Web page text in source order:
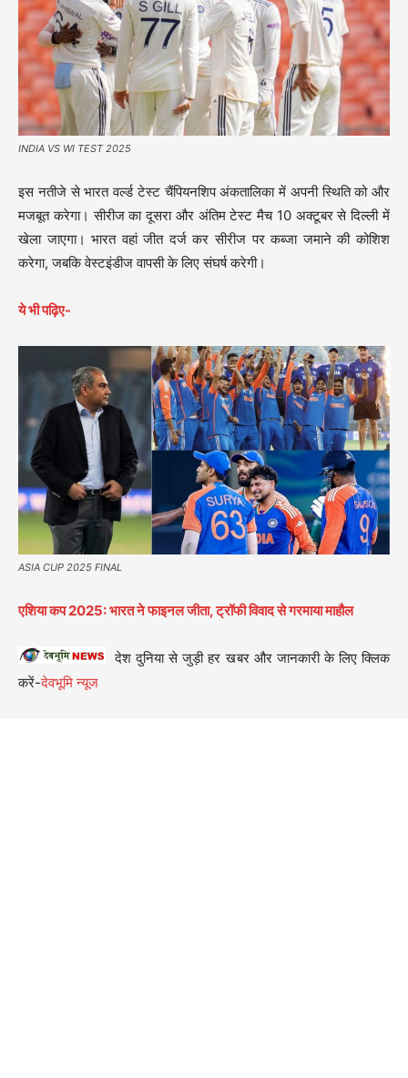
INDIA VS WI TEST 2025
इस नतीजे से भारत वर्ल्ड टेस्ट चैंपियनशिप अंकतालिका में अपनी स्थिति को और
मजबूत करेगा। सीरीज का दूसरा और अंतिम टेस्ट मैच 10 अक्टूबर से दिल्ली में
खेला जाएगा। भारत वहां जीत दर्ज कर सीरीज पर कब्जा जमाने की कोशिश
करेगा, जबकि वेस्टइंडीज वापसी के लिए संघर्ष करेगी।
ये भी पढ़िए-
ASIA CUP 2025 FINAL
एशिया कप 2025: भारत ने फाइनल जीता, ट्रॉफी विवाद से गरमाया माहौल
देश दुनिया से जुड़ी हर खबर और जानकारी के लिए क्लिक
करें-देवभूमि न्यूज